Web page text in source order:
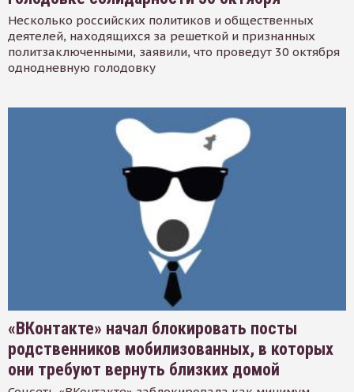
Несколько российских политиков и общественных
деятелей, находящихся за решеткой и признанных
политзаключенными, заявили, что проведут 30 октября
однодневную голодовку
«ВКонтакте» начал блокировать посты
родственников мобилизованных, в которых
они требуют вернуть близких домой